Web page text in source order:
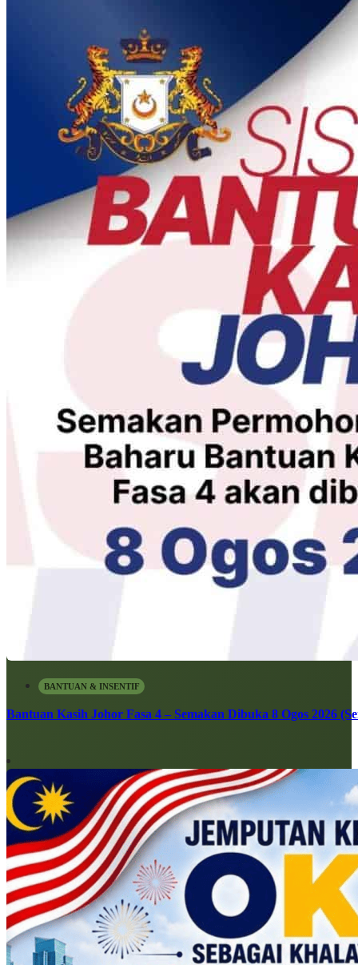
BANTUAN & INSENTIF
Bantuan Kasih Johor Fasa 4 – Semakan Dibuka 8 Ogos 2026